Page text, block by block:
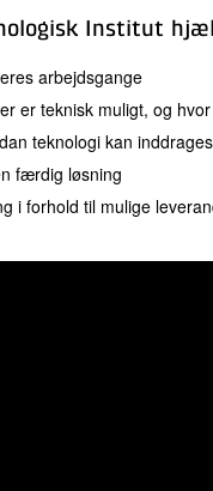
Institut
arbejdsgange
er teknisk muligt, og
teknologi kan
færdig løsning
i forhold til mulige